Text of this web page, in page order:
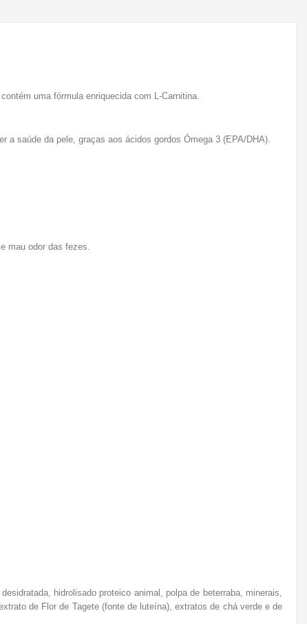
uma fórmula enriquecida com L-Carnitina.
a saúde da pele, graças aos ácidos gordos Ómega 3 (EPA/DHA).
mau odor das fezes.
hidrolisado proteico animal, polpa de beterraba, minerais,
de Flor de Tagete (fonte de luteína), extratos de chá verde e de